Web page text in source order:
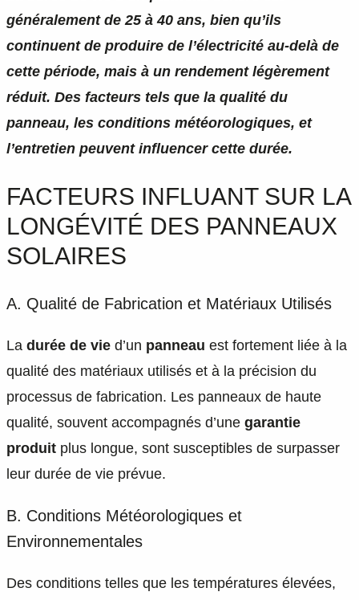
généralement de 25 à 40 ans, bien qu’ils
continuent de produire de l’électricité au-delà de
cette période, mais à un rendement légèrement
réduit. Des facteurs tels que la qualité du
panneau, les conditions météorologiques, et
l’entretien peuvent influencer cette durée.
FACTEURS INFLUANT SUR LA
LONGÉVITÉ DES PANNEAUX
SOLAIRES
A. Qualité de Fabrication et Matériaux Utilisés
La durée de vie d’un panneau est fortement liée à la
qualité des matériaux utilisés et à la précision du
processus de fabrication. Les panneaux de haute
qualité, souvent accompagnés d’une garantie
produit plus longue, sont susceptibles de surpasser
leur durée de vie prévue.
B. Conditions Météorologiques et
Environnementales
Des conditions telles que les températures élevées,